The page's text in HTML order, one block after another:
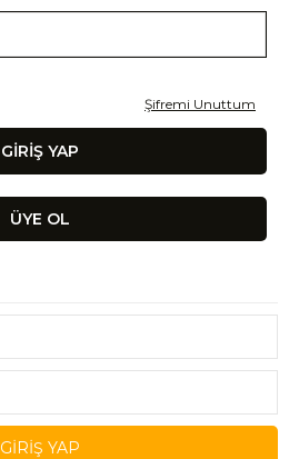
Şifremi Unuttum
GIRIŞ YAP
ÜYE OL
GIRIŞ YAP